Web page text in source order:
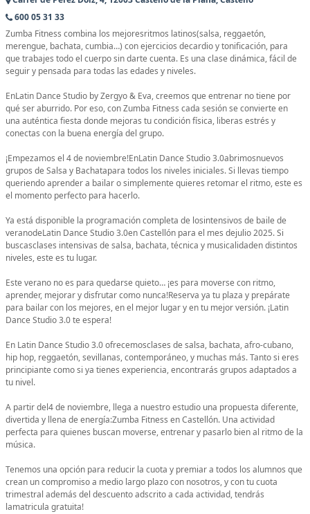
600 05 31 33
Zumba Fitness combina los mejoresritmos latinos(salsa, reggaetón,
merengue, bachata, cumbia…) con ejercicios decardio y tonificación, para
que trabajes todo el cuerpo sin darte cuenta. Es una clase dinámica, fácil de
seguir y pensada para todas las edades y niveles.
EnLatin Dance Studio by Zergyo & Eva, creemos que entrenar no tiene por
qué ser aburrido. Por eso, con Zumba Fitness cada sesión se convierte en
una auténtica fiesta donde mejoras tu condición física, liberas estrés y
conectas con la buena energía del grupo.
¡Empezamos el 4 de noviembre!EnLatin Dance Studio 3.0abrimosnuevos
grupos de Salsa y Bachatapara todos los niveles iniciales. Si llevas tiempo
queriendo aprender a bailar o simplemente quieres retomar el ritmo, este es
el momento perfecto para hacerlo.
Ya está disponible la programación completa de losintensivos de baile de
veranodeLatin Dance Studio 3.0en Castellón para el mes dejulio 2025. Si
buscasclases intensivas de salsa, bachata, técnica y musicalidaden distintos
niveles, este es tu lugar.
Este verano no es para quedarse quieto… ¡es para moverse con ritmo,
aprender, mejorar y disfrutar como nunca!Reserva ya tu plaza y prepárate
para bailar con los mejores, en el mejor lugar y en tu mejor versión. ¡Latin
Dance Studio 3.0 te espera!
En Latin Dance Studio 3.0 ofrecemosclases de salsa, bachata, afro-cubano,
hip hop, reggaetón, sevillanas, contemporáneo, y muchas más. Tanto si eres
principiante como si ya tienes experiencia, encontrarás grupos adaptados a
tu nivel.
A partir del4 de noviembre, llega a nuestro estudio una propuesta diferente,
divertida y llena de energía:Zumba Fitness en Castellón. Una actividad
perfecta para quienes buscan moverse, entrenar y pasarlo bien al ritmo de la
música.
Tenemos una opción para reducir la cuota y premiar a todos los alumnos que
crean un compromiso a medio largo plazo con nosotros, y con tu cuota
trimestral además del descuento adscrito a cada actividad, tendrás
lamatricula gratuita!